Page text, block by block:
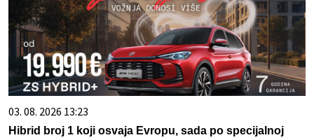
03. 08. 2026 13:23
Hibrid broj 1 koji osvaja Evropu, sada po specijalnoj